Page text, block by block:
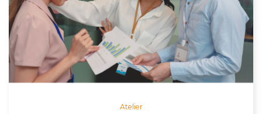
Atelier